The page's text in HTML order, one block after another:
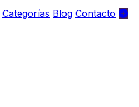
Categorías Blog Contacto